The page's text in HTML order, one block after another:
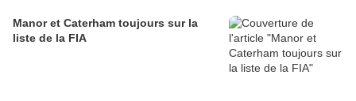
Manor et Caterham toujours sur la
liste de la FIA